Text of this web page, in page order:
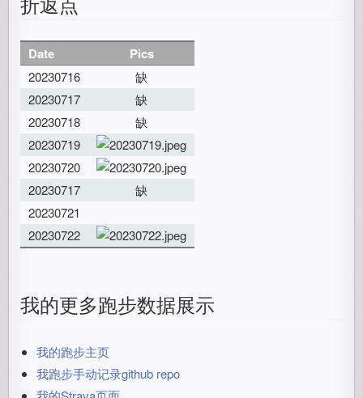
Date Pics
20230716
缺
20230717
缺
20230718
缺
20230719
20230720
20230717
缺
20230721
20230722
我的更多跑步数据展示
我的跑步主页
我跑步手动记录github repo